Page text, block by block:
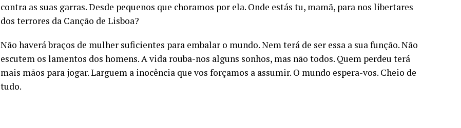
contra as suas garras. Desde pequenos que choramos por ela. Onde estás tu, mamã, para nos libertares
dos terrores da Canção de Lisboa?
Não haverá braços de mulher suficientes para embalar o mundo. Nem terá de ser essa a sua função. Não
escutem os lamentos dos homens. A vida rouba-nos alguns sonhos, mas não todos. Quem perdeu terá
mais mãos para jogar. Larguem a inocência que vos forçamos a assumir. O mundo espera-vos. Cheio de
tudo.